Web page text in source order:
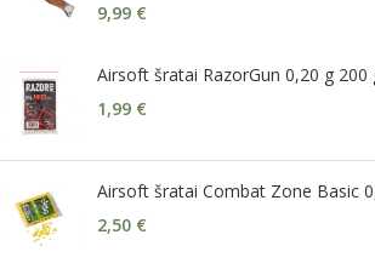
9,99 €
Airsoft šratai RazorGun 0,20 g 200
1,99 €
Airsoft šratai Combat Zone Basic
2,50 €